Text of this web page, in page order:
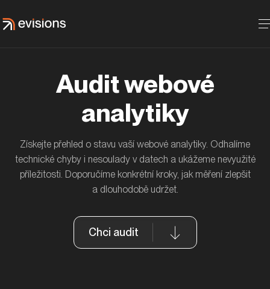
Audit webové
analytiky
Získejte přehled o stavu vaší webové analytiky. Odhalíme
technické chyby i nesoulady v datech a ukážeme nevyužité
příležitosti. Doporučíme konkrétní kroky, jak měření zlepšit
a dlouhodobě udržet.
Chci audit
Jak jsme s ČSOB Pojišťovnou zvýšili
návštěvnost blogu díky featured snippets